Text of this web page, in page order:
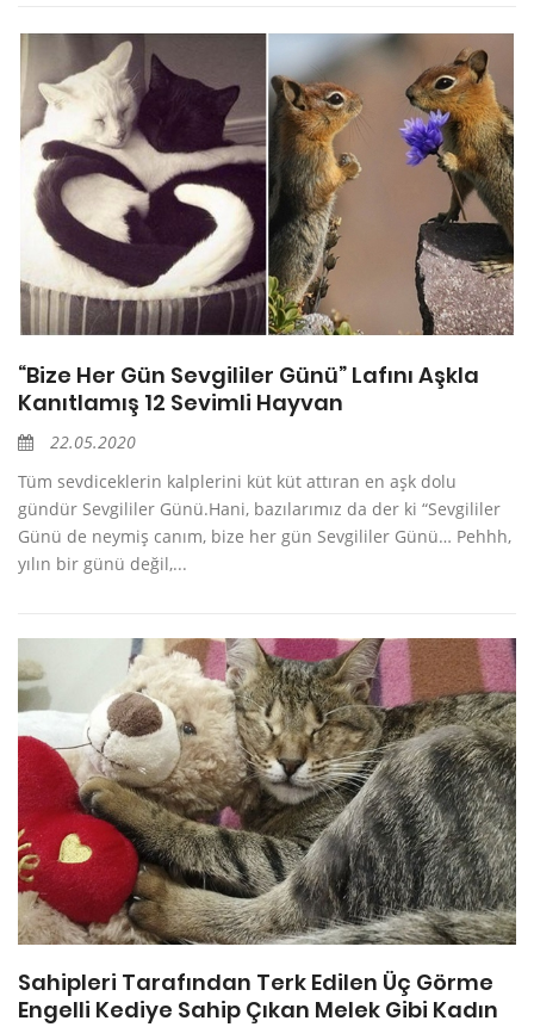
“Bize Her Gün Sevgililer Günü” Lafını Aşkla
Kanıtlamış 12 Sevimli Hayvan
22.05.2020
Tüm sevdiceklerin kalplerini küt küt attıran en aşk dolu
gündür Sevgililer Günü.Hani, bazılarımız da der ki “Sevgililer
Günü de neymiş canım, bize her gün Sevgililer Günü… Pehhh,
yılın bir günü değil,...
Sahipleri Tarafından Terk Edilen Üç Görme
Engelli Kediye Sahip Çıkan Melek Gibi Kadın